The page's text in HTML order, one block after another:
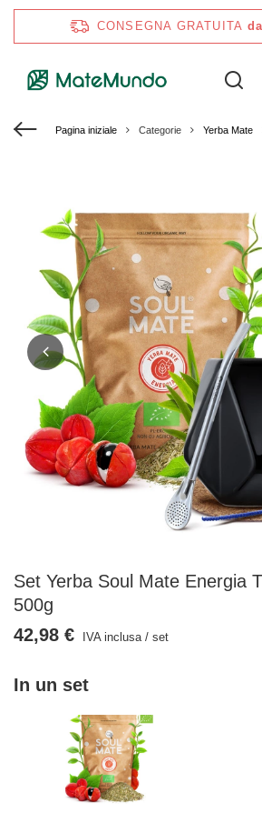
CONSEGNA GRATUITA
Pagina iniziale Categorie Yerba Mate
Set Yerba Soul Mate Energia
500g
In un set
42,98 € IVA inclusa/ set